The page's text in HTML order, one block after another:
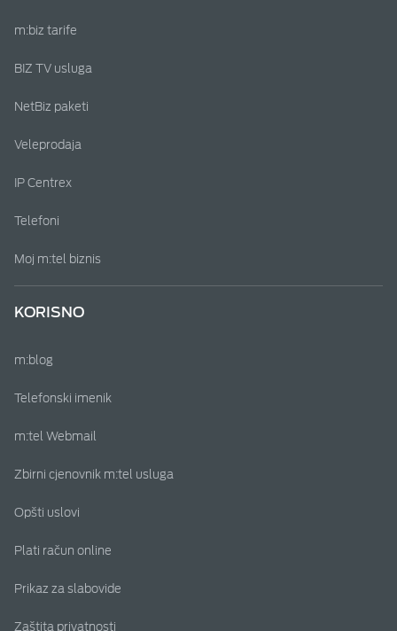
m:biz tarife
BIZ TV usluga
NetBiz paketi
Veleprodaja
IP Centrex
Telefoni
Moj m:tel biznis
KORISNO
m:blog
Telefonski imenik
m:tel Webmail
Zbirni cjenovnik m:tel usluga
Opšti uslovi
Plati račun online
Prikaz za slabovide
Zaštita privatnosti